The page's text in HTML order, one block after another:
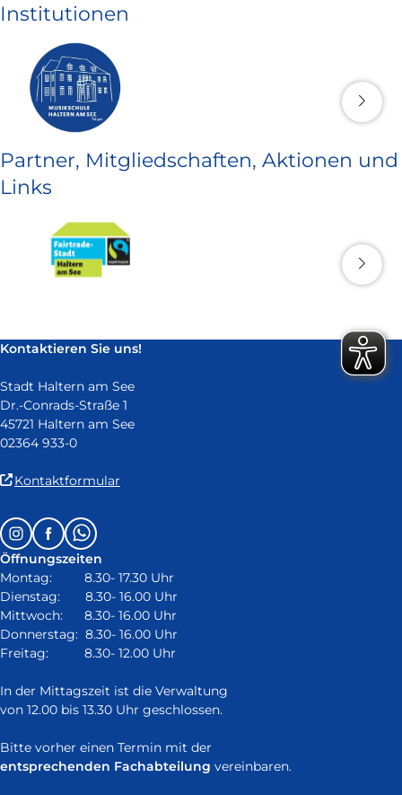
Institutionen
Partner, Mitgliedschaften, Aktionen und
Links
Kontaktieren Sie uns!
Stadt Haltern am See
Dr.-Conrads-Straße 1
45721 Haltern am See
02364 933-0
Kontaktformular
in
neuem
Fenster)
Follow
us
on:
InstagramFacebookWhatsapp
Öffnungszeiten
Montag: 8.30- 17.30 Uhr
Dienstag: 8.30- 16.00 Uhr
Mittwoch: 8.30- 16.00 Uhr
Donnerstag: 8.30- 16.00 Uhr
Freitag: 8.30- 12.00 Uhr
In der Mittagszeit ist die Verwaltung
von 12.00 bis 13.30 Uhr geschlossen.
Bitte vorher einen Termin mit der
entsprechenden Fachabteilung vereinbaren.